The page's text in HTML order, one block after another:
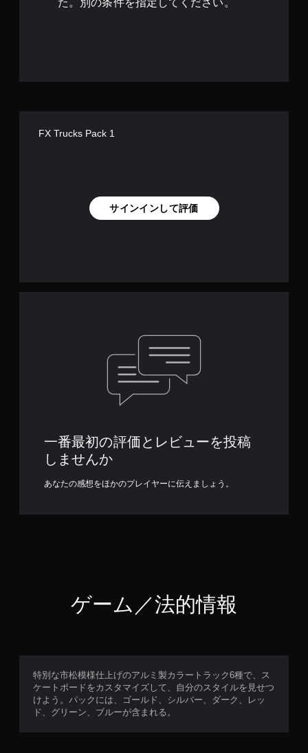
た。別の条件を指定してください。
FX Trucks Pack 1
サインインして評価
一番最初の評価とレビューを投稿
しませんか
あなたの感想をほかのプレイヤーに伝えましょう。
ゲーム／法的情報
特別な市松模様仕上げのアルミ製カラートラック6種で、ス
ケートボードをカスタマイズして、自分のスタイルを見せつ
けよう。パックには、ゴールド、シルバー、ダーク、レッ
ド、グリーン、ブルーが含まれる。